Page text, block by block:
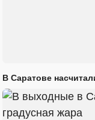
В Саратове